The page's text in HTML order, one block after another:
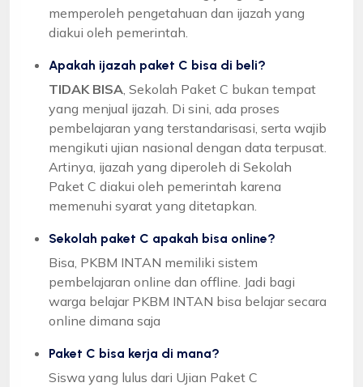
memperoleh pengetahuan dan ijazah yang
diakui oleh pemerintah.
Apakah ijazah paket C bisa di beli?
TIDAK BISA , Sekolah Paket C bukan tempat
yang menjual ijazah. Di sini, ada proses
pembelajaran yang terstandarisasi, serta wajib
mengikuti ujian nasional dengan data terpusat.
Artinya, ijazah yang diperoleh di Sekolah
Paket C diakui oleh pemerintah karena
memenuhi syarat yang ditetapkan.
Sekolah paket C apakah bisa online?
Bisa, PKBM INTAN memiliki sistem
pembelajaran online dan offline. Jadi bagi
warga belajar PKBM INTAN bisa belajar secara
online dimana saja
Paket C bisa kerja di mana?
Siswa yang lulus dari Ujian Paket C